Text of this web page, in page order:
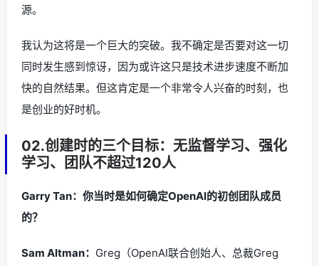
源。
我认为这将是一个巨大的突破。我不确定是否要对这一切
同时发生感到惊讶，因为或许这只是技术进步速度不断加
快的自然结果。但这肯定是一个非常令人兴奋的时刻，也
是创业的好时机。
02.创建时的三个目标：无监督学习、强化
学习、团队不超过120人
Garry Tan：你当时是如何确定OpenAI的初创团队成员
的？
Sam Altman： Greg（OpenAI联合创始人、总裁Greg